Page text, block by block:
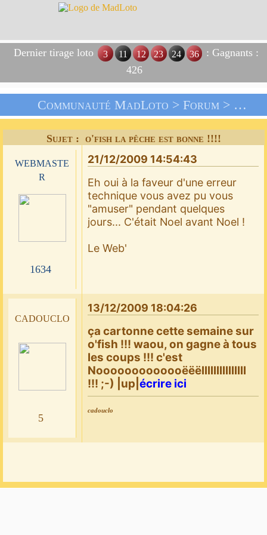
Dernier tirage loto 3 11 12 23 24 36
: Gagnants :
426
Communauté MadLoto > Forum> Les
Sujet : o'fish la pêche est bonne !!!!
webmaste
r
1634
21/12/2009 14:54:43
Eh oui à la faveur d'une erreur
technique vous avez pu vous
"amuser" pendant quelques
jours... C'était Noel avant Noel !
Le Web'
cadouclo
5
13/12/2009 18:04:26
ça cartonne cette semaine sur
o'fish !!! waou, on gagne à tous
les coups !!! c'est
Nooooooooooooëëëlllllllllllllll
!!! ;-) |up| écrire ici
cadouclo